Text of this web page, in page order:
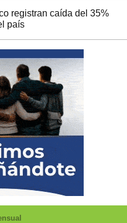
registran caída del 35%
país